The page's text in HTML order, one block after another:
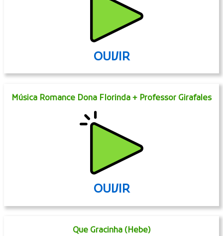
OUVIR
Música Romance Dona Florinda + Professor Girafales
OUVIR
Que Gracinha (Hebe)